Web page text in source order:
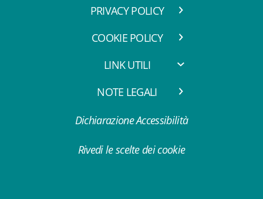
PRIVACY POLICY
COOKIE POLICY
LINK UTILI
NOTE LEGALI
Dichiarazione Accessibilità
Rivedi le scelte dei cookie